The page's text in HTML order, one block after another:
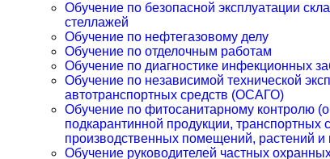
Обучение по безопасной эксплуатации
стеллажей
Обучение по нефтегазовому делу
Обучение по отделочным работам
Обучение по диагностике инфекционных
Обучение по независимой технической
автотранспортных средств (ОСАГО)
Обучение по фитосанитарному контролю
подкарантинной продукции, транспортных
производственных помещений, растений и
Обучение руководителей частных